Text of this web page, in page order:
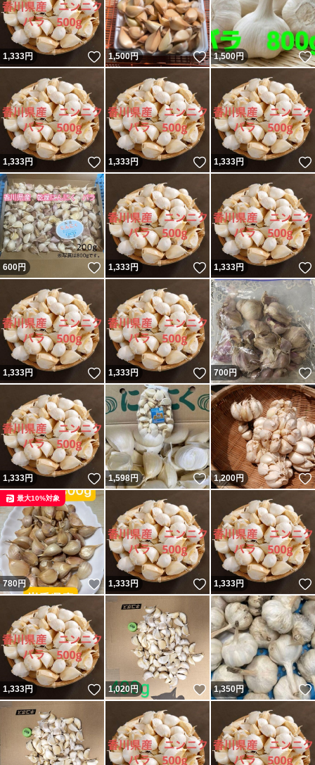
1,333円 いいね！
1,500円 いいね！
1,500円
1,333円 いいね！
1,333円 いいね！
1,333円
600円 いいね！
1,333円 いいね！
1,333円
1,333円 いいね！
1,333円 いいね！
700円
1,333円 いいね！
1,598円 いいね！
1,200円
780円 いいね！
最大10%対象
1,333円 いいね！
1,333円
1,333円 いいね！
1,020円 いいね！
1,350円